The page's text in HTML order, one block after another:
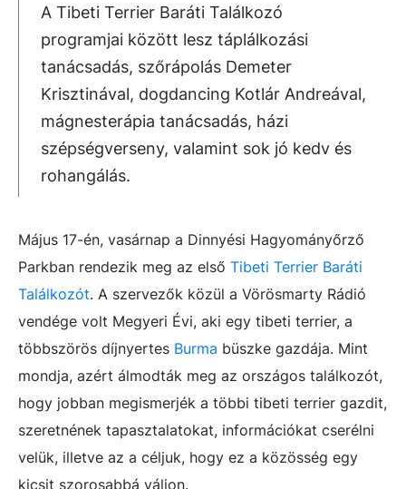
A Tibeti Terrier Baráti Találkozó
programjai között lesz táplálkozási
tanácsadás, szőrápolás Demeter
Krisztinával, dogdancing Kotlár Andreával,
mágnesterápia tanácsadás, házi
szépségverseny, valamint sok jó kedv és
rohangálás.
Május 17-én, vasárnap a Dinnyési Hagyományőrző
Parkban rendezik meg az első Tibeti Terrier Baráti
Találkozót. A szervezők közül a Vörösmarty Rádió
vendége volt Megyeri Évi, aki egy tibeti terrier, a
többszörös díjnyertes Burma büszke gazdája. Mint
mondja, azért álmodták meg az országos találkozót,
hogy jobban megismerjék a többi tibeti terrier gazdit,
szeretnének tapasztalatokat, információkat cserélni
velük, illetve az a céljuk, hogy ez a közösség egy
kicsit szorosabbá váljon.